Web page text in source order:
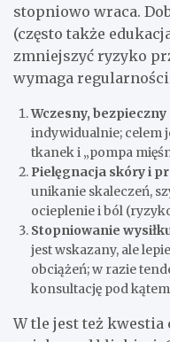
stopniowo wraca.
(często także
zmniejszyć ryzyko
wymaga
Wczesny, bezpieczny
indywidualnie; celem
tkanek i „pompa
Pielęgnacja skóry i
unikanie skaleczeń,
ocieplenie i ból
Stopniowanie
jest wskazany, ale
obciążeń; w razie
konsultację pod
W tle jest też kwestia